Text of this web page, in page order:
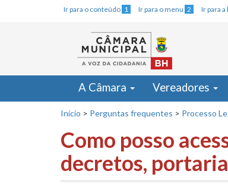
Ir para o conteúdo 1 Ir para o menu 2 Ir para a
A Câmara Vereadores
Início > Perguntas frequentes > Processo
Como posso
decretos,